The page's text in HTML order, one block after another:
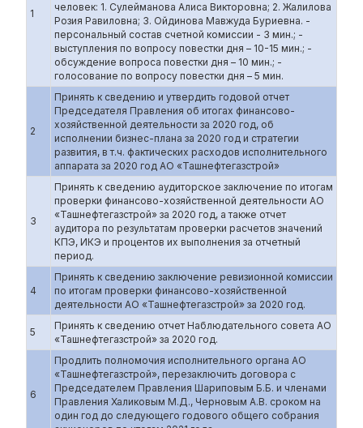
1
человек: 1. Сулейманова Алиса Викторовна; 2. Жалилова
Розия Равиловна; 3. Ойдинова Мавжуда Буриевна. -
персональный состав счетной комиссии - 3 мин.; -
выступления по вопросу повестки дня – 10-15 мин.; -
обсуждение вопроса повестки дня – 10 мин.; -
голосование по вопросу повестки дня – 5 мин.
2
Принять к сведению и утвердить годовой отчет
Председателя Правления об итогах финансово-
хозяйственной деятельности за 2020 год, об
исполнении бизнес-плана за 2020 год и стратегии
развития, в т.ч. фактических расходов исполнительного
аппарата за 2020 год АО «Ташнефтегазстрой»
3
Принять к сведению аудиторское заключение по итогам
проверки финансово-хозяйственной деятельности АО
«Ташнефтегазстрой» за 2020 год, а также отчет
аудитора по результатам проверки расчетов значений
КПЭ, ИКЭ и процентов их выполнения за отчетный
период.
4
Принять к сведению заключение ревизионной комиссии
по итогам проверки финансово-хозяйственной
деятельности АО «Ташнефтегазстрой» за 2020 год.
5
Принять к сведению отчет Наблюдательного совета АО
«Ташнефтегазстрой» за 2020 год.
6
Продлить полномочия исполнительного органа АО
«Ташнефтегазстрой», перезаключить договора с
Председателем Правления Шариповым Б.Б. и членами
Правления Халиковым М.Д., Черновым А.В. сроком на
один год до следующего годового общего собрания